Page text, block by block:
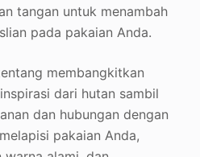
tangan untuk menambah
pada pakaian Anda.
membangkitkan
dari hutan sambil
dan hubungan dengan
pakaian Anda,